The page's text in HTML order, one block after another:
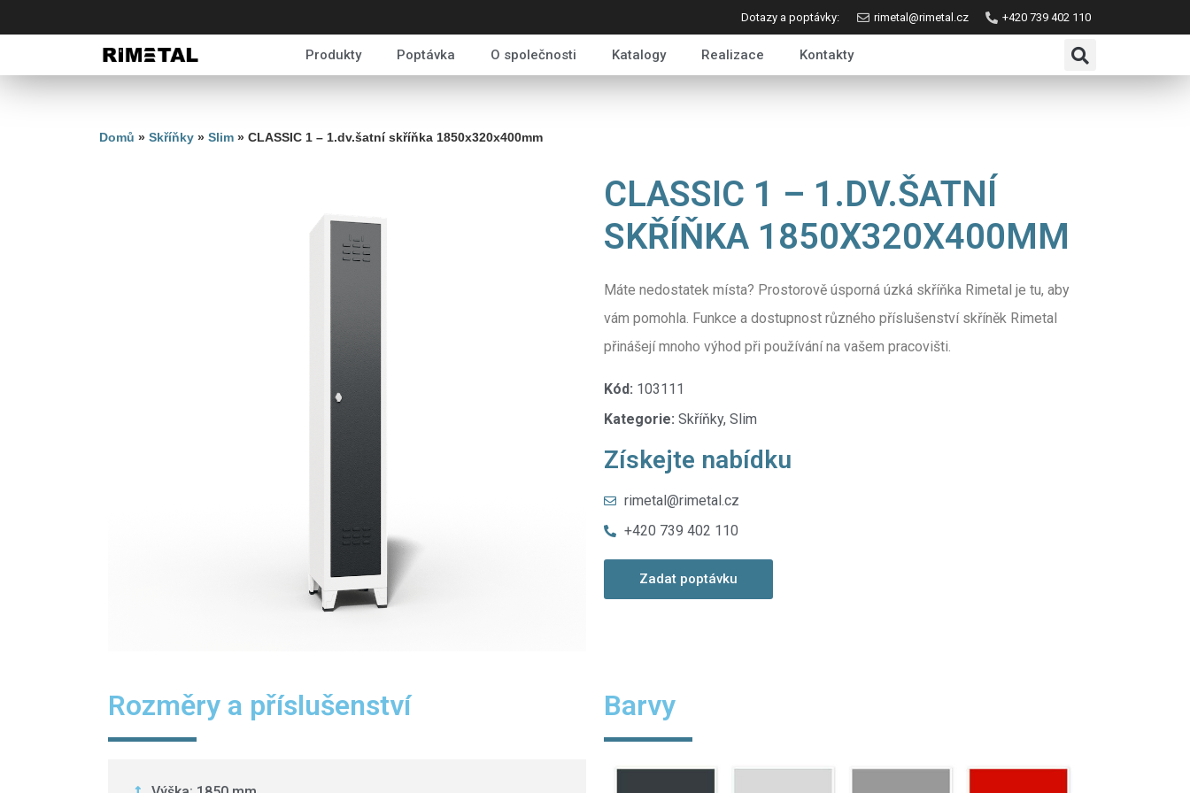
Dotazy a poptávky: rimetal@rimetal.cz +420 739 402 110
Produkty Poptávka O společnosti Katalogy Realizace Kontakty
Domů » Skříňky » Slim » CLASSIC 1 – 1.dv.šatní skříňka 1850x320x400mm
CLASSIC 1 – 1.DV.ŠATNÍ
SKŘÍŇKA 1850X320X400MM
Máte nedostatek místa? Prostorově úsporná úzká skříňka Rimetal je tu, aby
vám pomohla. Funkce a dostupnost různého příslušenství skříněk Rimetal
přinášejí mnoho výhod při používání na vašem pracovišti.
Kód: 103111
Kategorie: Skříňky, Slim
Získejte nabídku
rimetal@rimetal.cz
+420 739 402 110
Zadat poptávku
Rozměry a příslušenství Barvy